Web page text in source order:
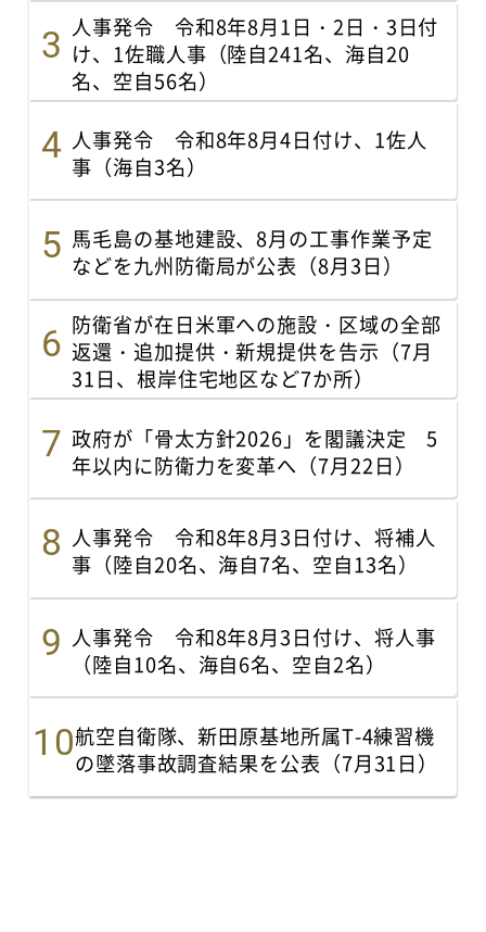
人事発令 令和8年8月1日・2日・3日付
け、1佐職人事（陸自241名、海自20
名、空自56名）
人事発令 令和8年8月4日付け、1佐人
事（海自3名）
馬毛島の基地建設、8月の工事作業予定
などを九州防衛局が公表（8月3日）
防衛省が在日米軍への施設・区域の全部
返還・追加提供・新規提供を告示（7月
31日、根岸住宅地区など7か所）
政府が「骨太方針2026」を閣議決定 5
年以内に防衛力を変革へ（7月22日）
人事発令 令和8年8月3日付け、将補人
事（陸自20名、海自7名、空自13名）
人事発令 令和8年8月3日付け、将人事
（陸自10名、海自6名、空自2名）
航空自衛隊、新田原基地所属T-4練習機
の墜落事故調査結果を公表（7月31日）